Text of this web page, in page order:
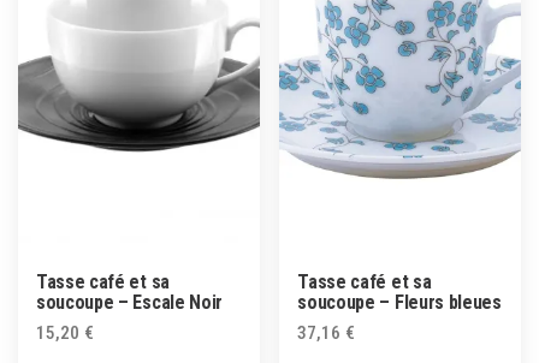
Tasse café et sa
soucoupe – Escale Noir
15,20 €
Tasse café et sa
soucoupe – Fleurs bleues
37,16 €